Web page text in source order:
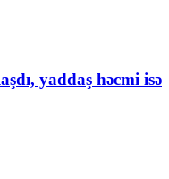
yaddaş həcmi isə